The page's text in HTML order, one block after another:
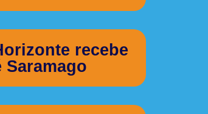
recebe